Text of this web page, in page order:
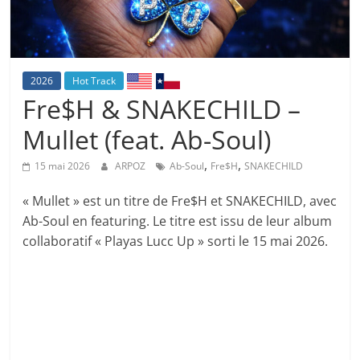
2026 Hot Track
Fre$H & SNAKECHILD –
Mullet (feat. Ab-Soul)
15 mai 2026 ARPOZ Ab-Soul, Fre$H,SNAKECHILD
« Mullet » est un titre de Fre$H et SNAKECHILD, avec
Ab-Soul en featuring. Le titre est issu de leur album
collaboratif « Playas Lucc Up » sorti le 15 mai 2026.